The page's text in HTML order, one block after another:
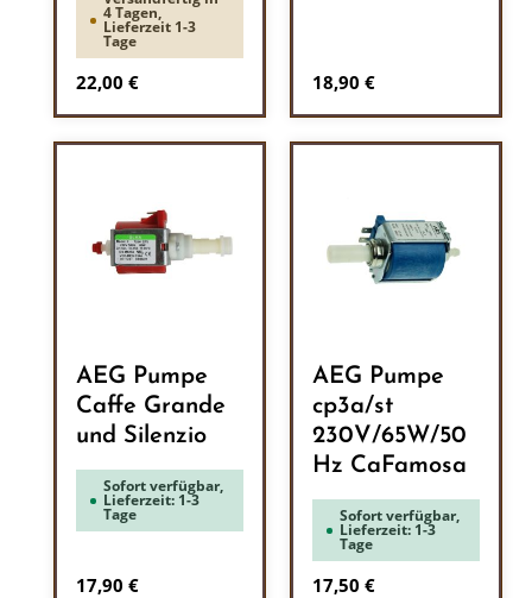
4 Tagen,
Lieferzeit 1-3
Tage
Regulärer Preis:
22,00 € Regulärer Preis:
18,90 €
AEG Pumpe
Caffe Grande
und Silenzio
Sofort verfügbar,
Lieferzeit: 1-3
Tage
Regulärer Preis:
17,90 €
AEG Pumpe
cp3a/st
230V/65W/50
Hz CaFamosa
Sofort verfügbar,
Lieferzeit: 1-3
Tage
Regulärer Preis:
17,50 €